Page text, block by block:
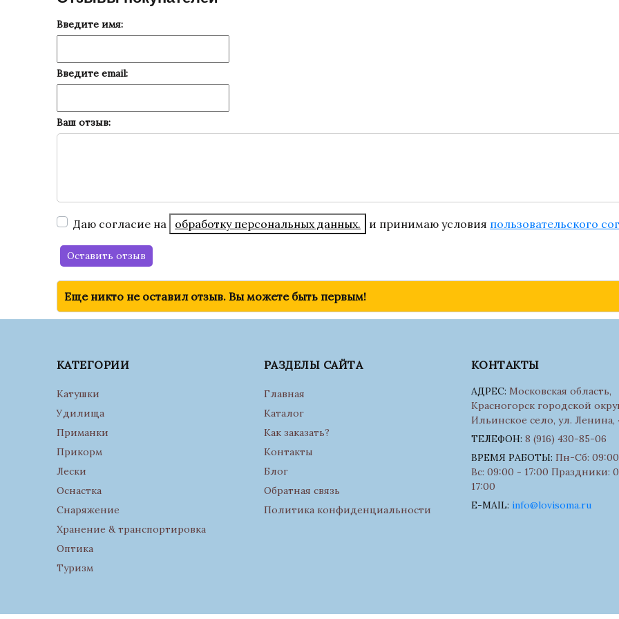
Введите имя:
Введите email:
Ваш отзыв:
Даю согласие на обработку персональных данных. и принимаю условия пользовательского
Оставить отзыв
Еще никто не оставил отзыв. Вы можете быть первым!
КАТЕГОРИИ
Катушки
Удилища
Приманки
Прикорм
Лески
Оснастка
Снаряжение
Хранение & транспортировка
Оптика
Туризм
РАЗДЕЛЫ САЙТА
Главная
Каталог
Как заказать?
Контакты
Блог
Обратная связь
Политика конфиденциальности
КОНТАКТЫ
АДРЕС: Московская область,
Красногорск городской
Ильинское село, ул. Ленина,
ТЕЛЕФОН: 8 (916) 430-85-06
ВРЕМЯ РАБОТЫ: Пн-Сб:
Вс: 09:00 - 17:00 Праздники:
17:00
E-MAIL: info@lovisoma.ru